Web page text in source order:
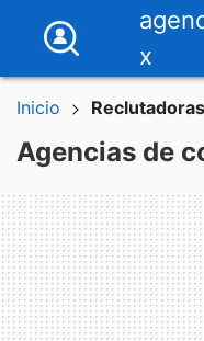
x
Inicio
Agencias de